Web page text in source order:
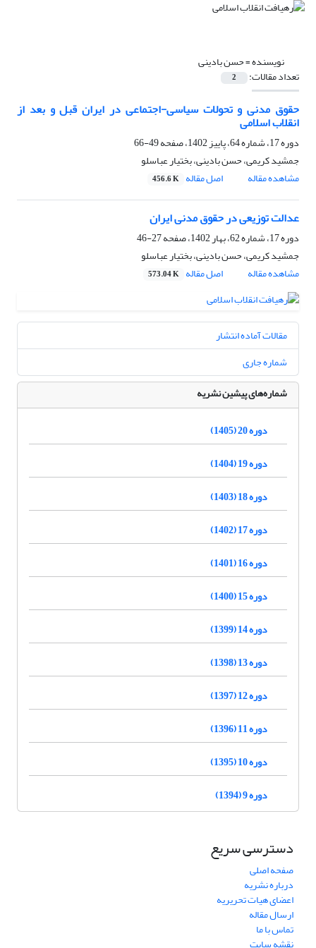
نویسنده =حسن بادینی
تعداد مقالات: 2
حقوق مدنی و تحولات سیاسی-اجتماعی در ایران قبل و بعد از
انقلاب اسلامی
دوره 17، شماره 64، پاییز 1402، صفحه
49-66
جمشید کریمی، حسن بادینی، بختیار عباسلو
مشاهده مقاله
اصل مقاله 456.6 K
عدالت توزیعی در حقوق مدنی ایران
دوره 17، شماره 62، بهار 1402، صفحه
27-46
جمشید کریمی، حسن بادینی، بختیار عباسلو
مشاهده مقاله
اصل مقاله 573.04 K
مقالات آماده انتشار
شماره جاری
شماره‌های پیشین نشریه
دوره 20 (1405)
دوره 19 (1404)
دوره 18 (1403)
دوره 17 (1402)
دوره 16 (1401)
دوره 15 (1400)
دوره 14 (1399)
دوره 13 (1398)
دوره 12 (1397)
دوره 11 (1396)
دوره 10 (1395)
دوره 9 (1394)
دسترسی سریع
صفحه اصلی
درباره نشریه
اعضای هیات تحریریه
ارسال مقاله
تماس با ما
نقشه سایت